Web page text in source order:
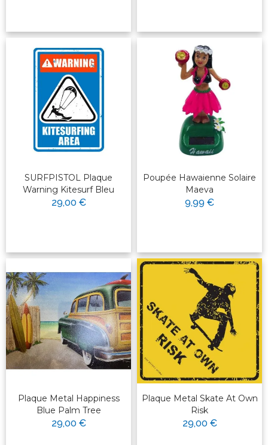
SURFPISTOL Plaque
Warning Kitesurf Bleu
29,00 €
Poupée Hawaienne Solaire
Maeva
9,99 €
Plaque Metal Happiness
Blue Palm Tree
29,00 €
Plaque Metal Skate At Own
Risk
29,00 €